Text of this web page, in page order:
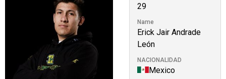
29
Name
Erick Jair Andrade
León
NACIONALIDAD
Mexico